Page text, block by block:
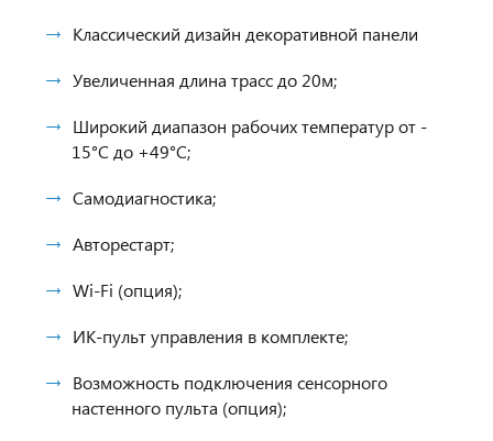
Классический дизайн декоративной панели
Увеличенная длина трасс до 20м;
Широкий диапазон рабочих температур от -
15°С до +49°С;
Самодиагностика;
Авторестарт;
Wi-Fi (опция);
ИК-пульт управления в комплекте;
Возможность подключения сенсорного
настенного пульта (опция);